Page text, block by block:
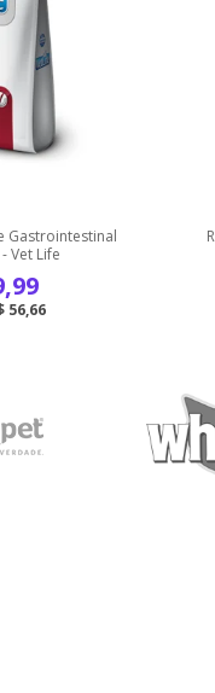
Gastrointestinal
Vet Life
56,66